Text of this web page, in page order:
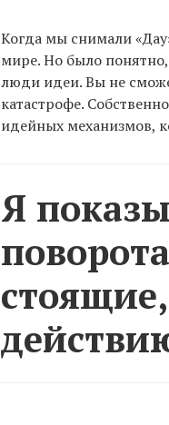
Когда мы снимали
мире. Но было
люди идеи. Вы не
катастрофе.
идейных механизмов,
Я